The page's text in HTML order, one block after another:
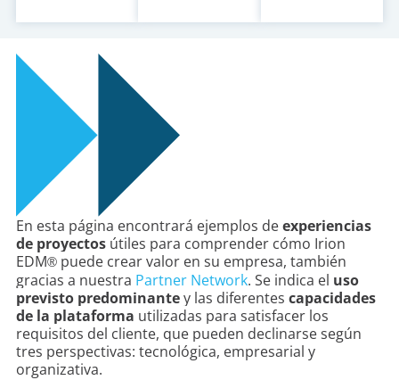
En esta página encontrará ejemplos deexperiencias
de proyectos útiles para comprender cómo Irion
EDM®puede crear valor en su empresa, también
gracias a nuestra Partner Network. Se indica el uso
previsto predominantey las diferentes capacidades
de la plataforma utilizadas para satisfacer los
requisitos del cliente, que pueden declinarse según
tres perspectivas: tecnológica, empresarial y
organizativa.